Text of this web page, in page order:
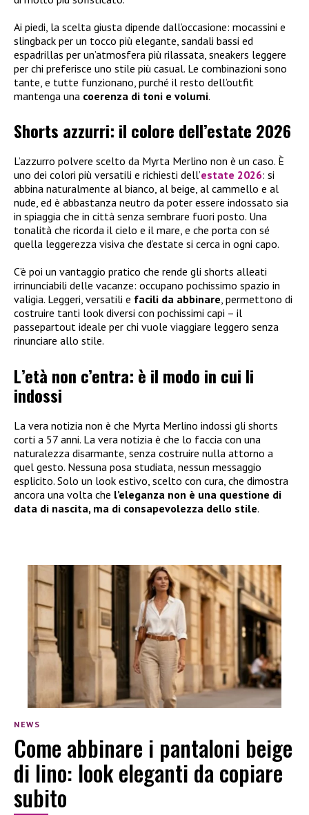
Ai piedi, la scelta giusta dipende dall’occasione: mocassini e
slingback per un tocco più elegante, sandali bassi ed
espadrillas per un’atmosfera più rilassata, sneakers leggere
per chi preferisce uno stile più casual. Le combinazioni sono
tante, e tutte funzionano, purché il resto dell’outfit
mantenga una coerenza di toni e volumi.
Shorts azzurri: il colore dell’estate 2026
L’azzurro polvere scelto da Myrta Merlino non è un caso. È
uno dei colori più versatili e richiesti dell’estate 2026: si
abbina naturalmente al bianco, al beige, al cammello e al
nude, ed è abbastanza neutro da poter essere indossato sia
in spiaggia che in città senza sembrare fuori posto. Una
tonalità che ricorda il cielo e il mare, e che porta con sé
quella leggerezza visiva che d’estate si cerca in ogni capo.
C’è poi un vantaggio pratico che rende gli shorts alleati
irrinunciabili delle vacanze: occupano pochissimo spazio in
valigia. Leggeri, versatili e facili da abbinare, permettono di
costruire tanti look diversi con pochissimi capi – il
passepartout ideale per chi vuole viaggiare leggero senza
rinunciare allo stile.
L’età non c’entra: è il modo in cui li
indossi
La vera notizia non è che Myrta Merlino indossi gli shorts
corti a 57 anni. La vera notizia è che lo faccia con una
naturalezza disarmante, senza costruire nulla attorno a
quel gesto. Nessuna posa studiata, nessun messaggio
esplicito. Solo un look estivo, scelto con cura, che dimostra
ancora una volta che l’eleganza non è una questione di
data di nascita, ma di consapevolezza dello stile.
NEWS
Come abbinare i pantaloni beige
di lino: look eleganti da copiare
subito